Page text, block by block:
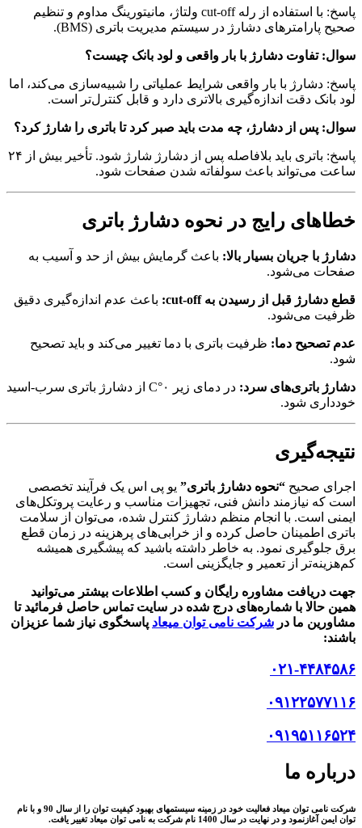
پاسخ: با استفاده از رله cut-off ولتاژ، مانیتورینگ مداوم و تنظیم
صحیح پارامترهای دشارژ در سیستم مدیریت باتری (BMS).
سوال: تفاوت دشارژ با بار واقعی و لود بانک چیست؟
پاسخ: دشارژ با بار واقعی شرایط عملیاتی را شبیه‌سازی می‌کند، اما
لود بانک دقت اندازه‌گیری بالاتری دارد و قابل کنترل‌تر است.
سوال: پس از دشارژ، چه مدت باید صبر کرد تا باتری را شارژ کرد؟
پاسخ: باتری باید بلافاصله پس از دشارژ شارژ شود. تأخیر بیش از ۲۴
ساعت می‌تواند باعث سولفاته شدن صفحات شود.
خطاهای رایج در نحوه دشارژ باتری
دشارژ با جریان بسیار بالا: باعث گرمایش بیش از حد و آسیب به
صفحات می‌شود.
قطع دشارژ قبل از رسیدن به cut-off:
باعث عدم اندازه‌گیری دقیق
ظرفیت می‌شود.
عدم تصحیح دما: ظرفیت باتری با دما تغییر می‌کند و باید تصحیح
شود.
دشارژ باتری‌های سرد:
در دمای زیر ۰°C از دشارژ باتری سرب-اسید
خودداری شود.
نتیجه‌گیری
اجرای صحیح “نحوه دشارژ باتری” یو پی اس یک فرآیند تخصصی
است که نیازمند دانش فنی، تجهیزات مناسب و رعایت پروتکل‌های
ایمنی است. با انجام منظم دشارژ کنترل شده، می‌توان از سلامت
باتری اطمینان حاصل کرده و از خرابی‌های پرهزینه در زمان قطع
برق جلوگیری نمود. به خاطر داشته باشید که پیشگیری همیشه
کم‌هزینه‌تر از تعمیر و جایگزینی است.
جهت دریافت مشاوره رایگان و کسب اطلاعات بیشتر می‌توانید
همین حالا با شماره‌های درج شده در سایت تماس حاصل فرمائید تا
مشاورین ما در شرکت نامی توان میعاد پاسخگوی نیاز شما عزیزان
باشند:
۰۲۱-۴۴۸۴۵۸۶
۰۹۱۲۲۵۷۷۱۱۶
۰۹۱۹۵۱۱۶۵۲۴
درباره ما
شرکت نامی توان میعاد فعالیت خود در زمینه سیستمهای بهبود کیفیت توان را از سال 90 و با نام
توان ایمن آغازنمود و در نهایت در سال 1400 نام شرکت به نامی توان میعاد تغییر یافت.